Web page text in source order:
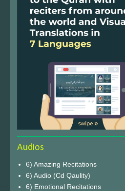
Audios
6) Amazing Recitations
6) Audio (Cd Qaulity)
6) Emotional Recitations